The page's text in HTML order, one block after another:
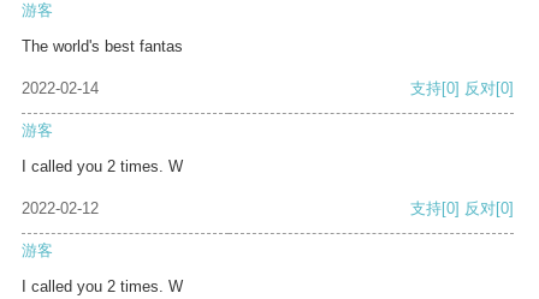
游客
The world's best fantas
2022-02-14 支持[0] 反对[0]
游客
I called you 2 times. W
2022-02-12 支持[0] 反对[0]
游客
I called you 2 times. W